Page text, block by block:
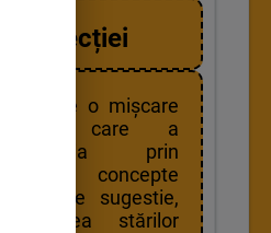
lecției
este o mișcare
care a
poezia prin
unor concepte
pe sugestie,
stărilor